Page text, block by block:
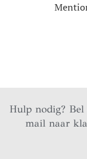
Hulp nodig? Bel
mail naar